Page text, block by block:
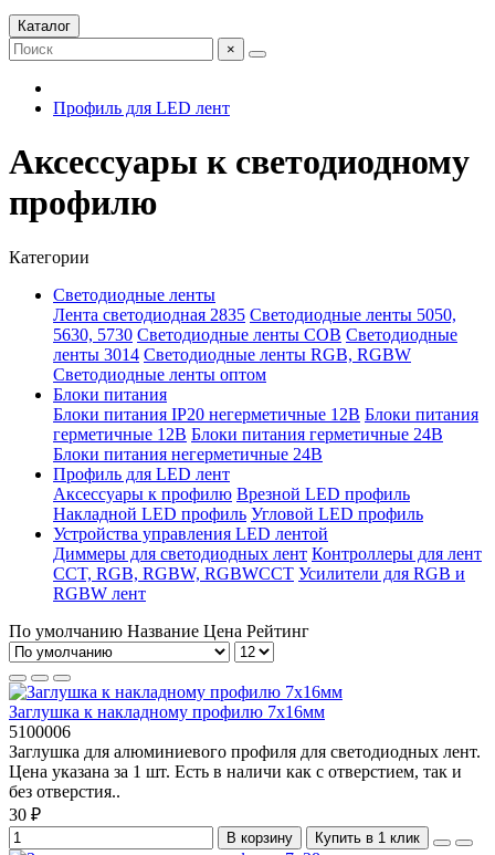
Каталог
×
Профиль для LED лент
Аксессуары к светодиодному
профилю
Категории
Светодиодные ленты
Лента светодиодная 2835 Светодиодные ленты 5050,
5630, 5730 Светодиодные ленты COB Светодиодные
ленты 3014 Светодиодные ленты RGB, RGBW
Светодиодные ленты оптом
Блоки питания
Блоки питания IP20 негерметичные 12В Блоки питания
герметичные 12В Блоки питания герметичные 24В
Блоки питания негерметичные 24В
Профиль для LED лент
Аксессуары к профилю Врезной LED профиль
Накладной LED профиль Угловой LED профиль
Устройства управления LED лентой
Диммеры для светодиодных лент Контроллеры для лент
CCT, RGB, RGBW, RGBWCCT Усилители для RGB и
RGBW лент
По умолчанию Название Цена Рейтинг
Заглушка к накладному профилю 7х16мм
5100006
Заглушка для алюминиевого профиля для светодиодных лент.
Цена указана за 1 шт. Есть в наличи как с отверстием, так и
без отверстия..
30 ₽
В корзину Купить в 1 клик